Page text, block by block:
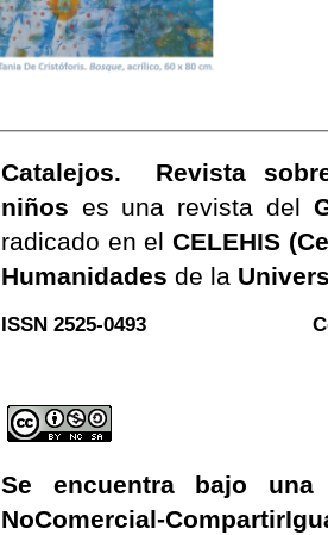
Catalejos. Revista
niños es una revista del
radicado en el CELEHIS
Humanidades de la
ISSN 2525-0493 C
Se encuentra bajo
NoComercial-